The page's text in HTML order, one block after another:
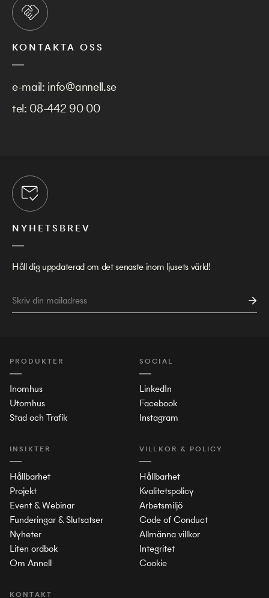
KONTAKTA OSS
e-mail: info@annell.se
tel: 08-442 90 00
NYHETSBREV
Håll dig uppdaterad om det senaste inom ljusets värld!
PRODUKTER
Inomhus
Utomhus
Stad och Trafik
INSIKTER
Hållbarhet
Projekt
Event & Webinar
Funderingar & Slutsatser
Nyheter
Liten ordbok
Om Annell
KONTAKT
SOCIAL
LinkedIn
Facebook
Instagram
VILLKOR & POLICY
Hållbarhet
Kvalitetspolicy
Arbetsmiljö
Code of Conduct
Allmänna villkor
Integritet
Cookie